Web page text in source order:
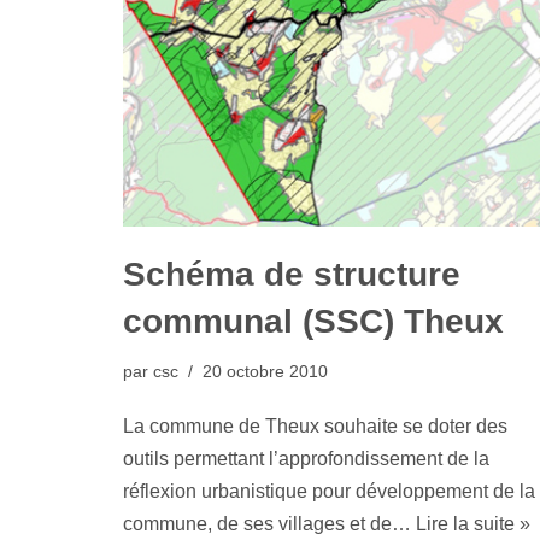
Schéma de structure
communal (SSC) Theux
par csc 20 octobre 2010
La commune de Theux souhaite se doter des
outils permettant l’approfondissement de la
réflexion urbanistique pour développement de la
commune, de ses villages et de… Lire la suite »